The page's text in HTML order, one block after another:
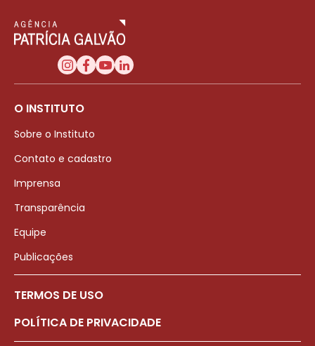
O INSTITUTO
Sobre o Instituto
Contato e cadastro
Imprensa
Transparência
Equipe
Publicações
TERMOS DE USO
POLÍTICA DE PRIVACIDADE